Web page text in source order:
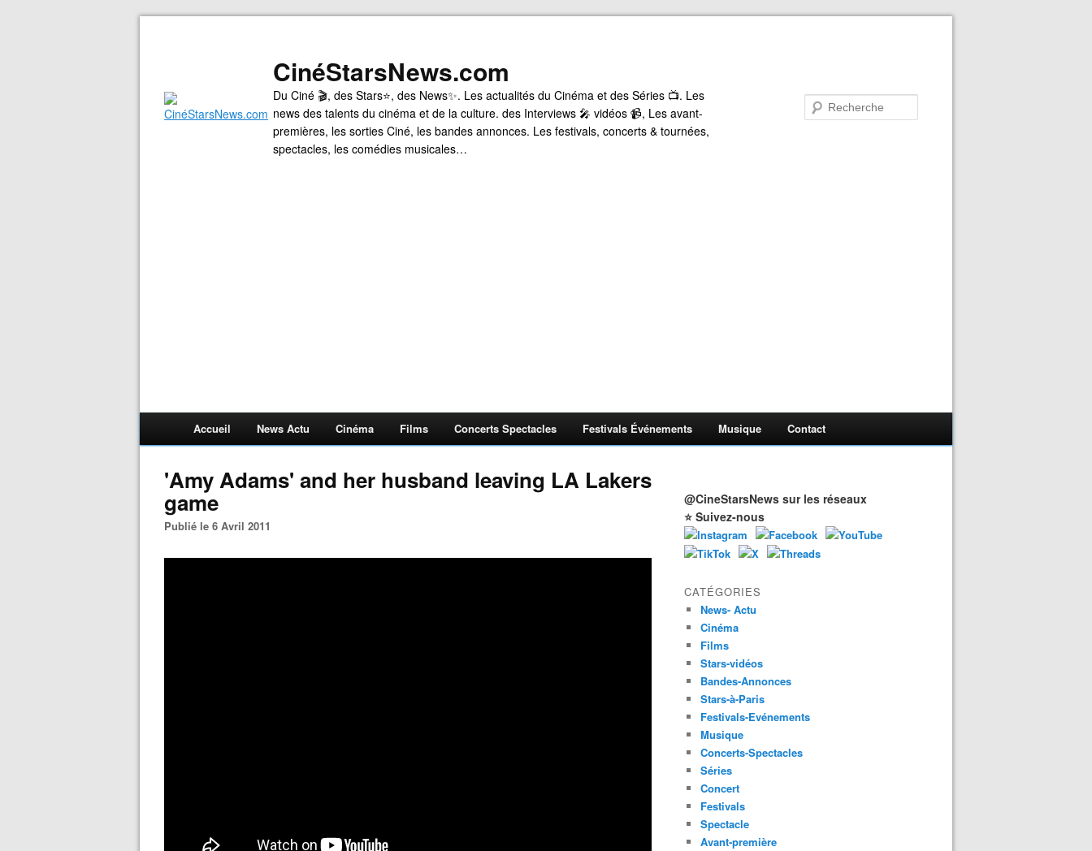
CinéStarsNews.com
Du Ciné 🎬, des Stars⭐, des News✨. Les actualités du Cinéma et des Séries 📺. Les
news des talents du cinéma et de la culture. des Interviews 🎤 vidéos 📹, Les avant-
premières, les sorties Ciné, les bandes annonces. Les festivals, concerts & tournées,
spectacles, les comédies musicales…
Accueil News Actu Cinéma Films Concerts Spectacles Festivals Événements Musique Contact
'Amy Adams' and her husband leaving LA Lakers
game
Publié le 6 Avril 2011
@CineStarsNews sur les réseaux
⭐ Suivez-nous
CATÉGORIES
News- Actu
Cinéma
Films
Stars-vidéos
Bandes-Annonces
Stars-à-Paris
Festivals-Evénements
Musique
Concerts-Spectacles
Séries
Concert
Festivals
Spectacle
Avant-première